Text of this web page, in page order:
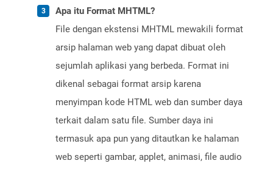
Apa itu Format MHTML?
File dengan ekstensi MHTML mewakili format
arsip halaman web yang dapat dibuat oleh
sejumlah aplikasi yang berbeda. Format ini
dikenal sebagai format arsip karena
menyimpan kode HTML web dan sumber daya
terkait dalam satu file. Sumber daya ini
termasuk apa pun yang ditautkan ke halaman
web seperti gambar, applet, animasi, file audio